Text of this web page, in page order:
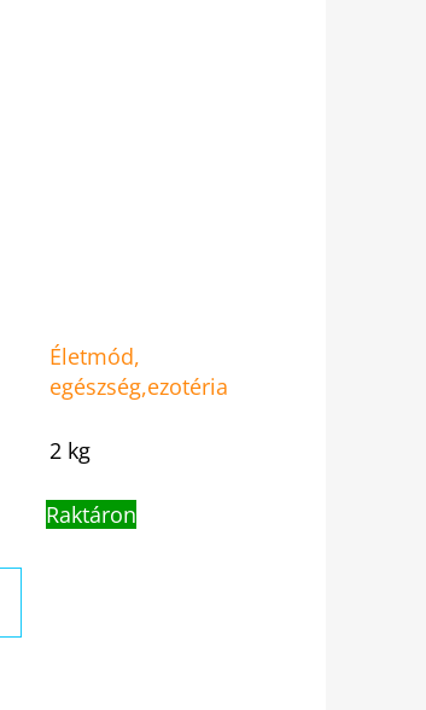
Életmód,
egészség,ezotéria
2 kg
Raktáron